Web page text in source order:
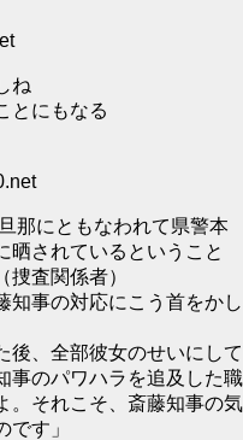
ね
とにもなる
那にともなわれて県警本
晒されているということ
査関係者）
知事の対応にこう首をかし
後、全部彼女のせいにして
事のパワハラを追及した職
。それこそ、斎藤知事の気
す」